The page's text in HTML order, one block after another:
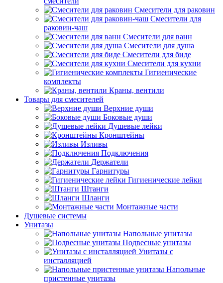
Смесители для раковин
Смесители для
раковин-чаш
Смесители для ванн
Смесители для душа
Смесители для биде
Смесители для кухни
Гигиенические
комплекты
Краны, вентили
Товары для смесителей
Верхние души
Боковые души
Душевые лейки
Кронштейны
Изливы
Подключения
Держатели
Гарнитуры
Гигиенические лейки
Штанги
Шланги
Монтажные части
Душевые системы
Унитазы
Напольные унитазы
Подвесные унитазы
Унитазы с
инсталляцией
Напольные
пристенные унитазы